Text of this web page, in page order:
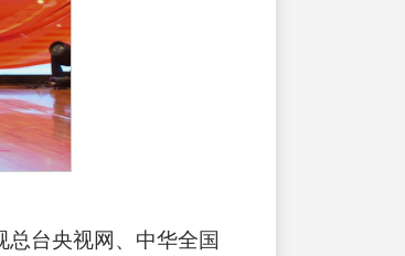
台央视网、中华全国